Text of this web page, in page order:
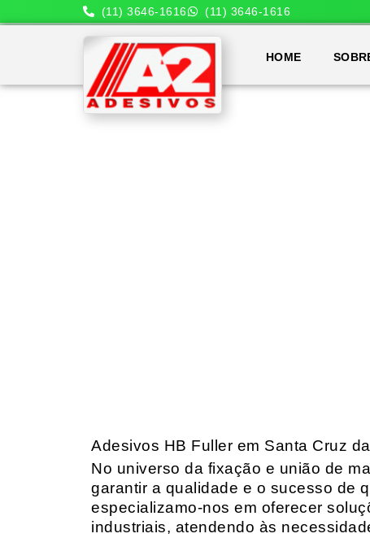
(11) 3646-1616 (11) 3646-1616
HOME
Adesivos HB Fuller em Santa Cruz
No universo da fixação e união de
garantir a qualidade e o sucesso de
especializamo-nos em oferecer
industriais, atendendo às